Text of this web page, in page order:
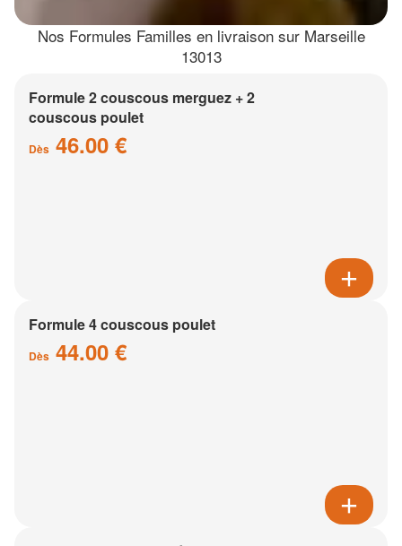
Nos Formules Familles en livraison sur Marseille
13013
Formule 2 couscous merguez + 2
couscous poulet
Dès 46.00 €
Formule 4 couscous poulet
Dès 44.00 €